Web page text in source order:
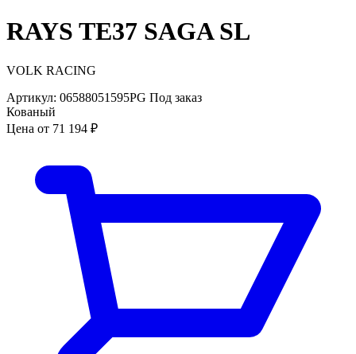
RAYS TE37 SAGA SL
VOLK RACING
Артикул: 06588051595PG Под заказ
Кованый
Цена от 71 194 ₽